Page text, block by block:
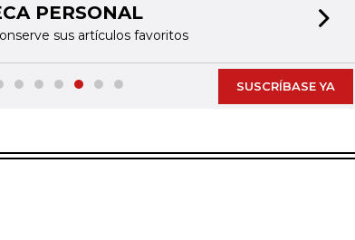
PERSONAL
sus artículos favoritos
SUSCRÍBASE YA